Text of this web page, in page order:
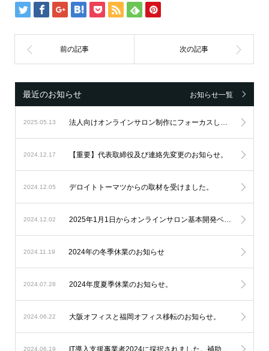
最近のお知らせ お知らせ一覧
2025.05.13 法人向けオンラインサロン制作にフォーカスし続け、設立6周年を迎えました。
2024.12.17 【重要】代表取締役及び連絡先変更のお知らせ。
2024.12.05 デロイトトーマツからの取材を受けました。
2024.12.02 2025年1月1日からオンラインサロン基本開発ベースシステムの料金改定を実施します。
2024.11.19 2024年の冬季休業のお知らせ
2024.07.28 2024年度夏季休業のお知らせ。
2024.06.22 大阪オフィスと福岡オフィス移転のお知らせ。
2024.06.19 IT導入支援事業者2024に採択されました。補助金を利用したオンラインサロン開発が可能になります。